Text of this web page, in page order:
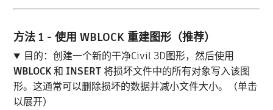
方法 1 - 使用 WBLOCK 重建图形（推荐）
目的：创建一个新的干净Civil 3D图形，然后使用
WBLOCK和 INSERT将损坏文件中的所有对象写入该图
形。这通常可以删除损坏的数据并减小文件大小。（单击
以展开）